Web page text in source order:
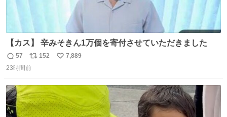
【カス】 辛みそきん1万個を寄付させていただきました
返
信
57
リ
ポ
ト
数
152
い
数
7,889
23時間前